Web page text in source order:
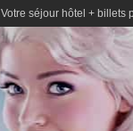
Votre séjour hôtel + billets